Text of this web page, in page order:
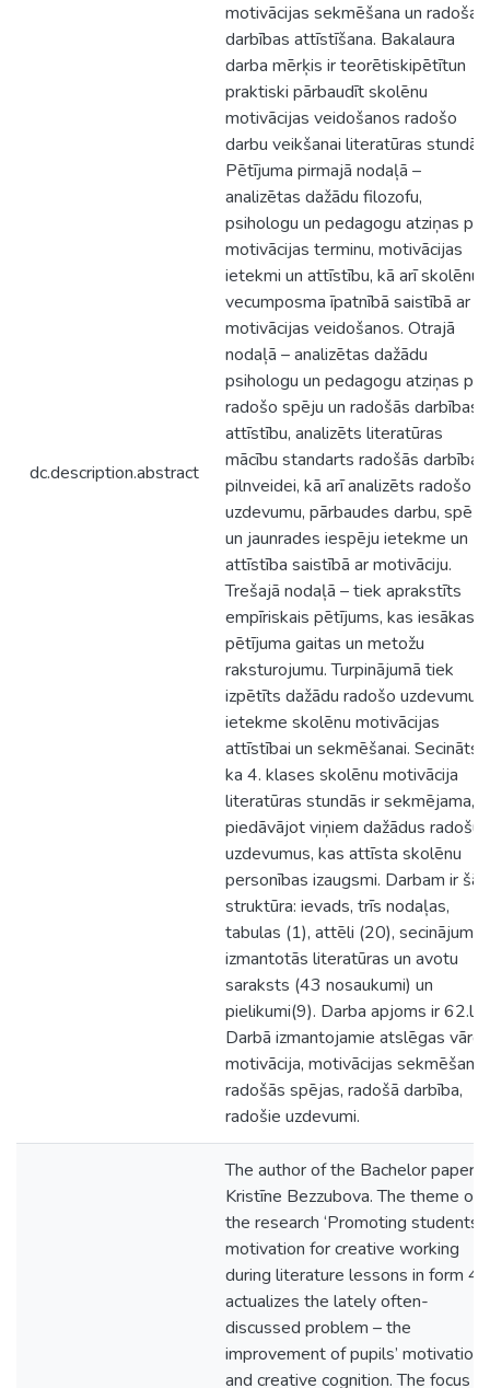
dc.description.abstract
motivācijas sekmēšana un radošas
darbības attīstīšana. Bakalaura
darba mērķis ir teorētiskipētītun
praktiski pārbaudīt skolēnu
motivācijas veidošanos radošo
darbu veikšanai literatūras stundās.
Pētījuma pirmajā nodaļā –
analizētas dažādu filozofu,
psihologu un pedagogu atziņas par
motivācijas terminu, motivācijas
ietekmi un attīstību, kā arī skolēnu
vecumposma īpatnībā saistībā ar
motivācijas veidošanos. Otrajā
nodaļā – analizētas dažādu
psihologu un pedagogu atziņas par
radošo spēju un radošās darbības
attīstību, analizēts literatūras
mācību standarts radošās darbības
pilnveidei, kā arī analizēts radošo
uzdevumu, pārbaudes darbu, spēļu
un jaunrades iespēju ietekme un
attīstība saistībā ar motivāciju.
Trešajā nodaļā – tiek aprakstīts
empīriskais pētījums, kas iesākas
pētījuma gaitas un metožu
raksturojumu. Turpinājumā tiek
izpētīts dažādu radošo uzdevumu
ietekme skolēnu motivācijas
attīstībai un sekmēšanai. Secināts,
ka 4. klases skolēnu motivācija
literatūras stundās ir sekmējama,
piedāvājot viņiem dažādus radošus
uzdevumus, kas attīsta skolēnu
personības izaugsmi. Darbam ir
struktūra: ievads, trīs nodaļas,
tabulas (1), attēli (20), secinājumi,
izmantotās literatūras un avotu
saraksts (43 nosaukumi) un
pielikumi(9). Darba apjoms ir
Darbā izmantojamie atslēgas vārdi:
motivācija, motivācijas sekmēšana,
radošās spējas, radošā darbība,
radošie uzdevumi.
The author of the Bachelor paper is
Kristīne Bezzubova. The theme of
the research ‘Promoting students'
motivation for creative working
during literature lessons in form 4’
actualizes the lately often-
discussed problem – the
improvement of pupils’ motivation
and creative cognition. The focus of